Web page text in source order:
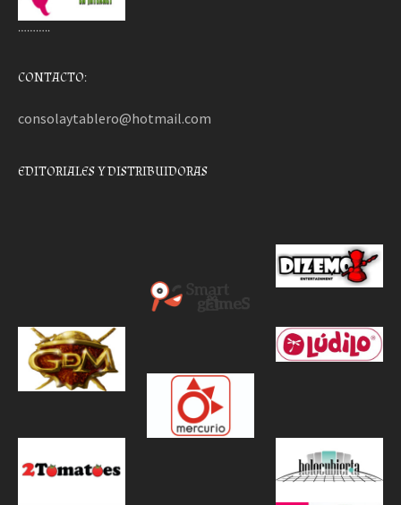
………..
CONTACTO:
consolaytablero@hotmail.com
EDITORIALES Y DISTRIBUIDORAS